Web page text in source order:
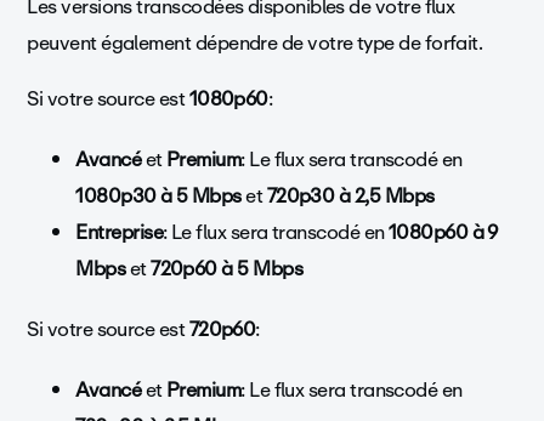
Les versions transcodées disponibles de votre flux
peuvent également dépendre de votre type de forfait.
Si votre source est1080p60:
AvancéetPremium: Le flux sera transcodé en
1080p30 à 5 Mbpset720p30 à 2,5 Mbps
Entreprise: Le flux sera transcodé en1080p60 à 9
Mbpset720p60 à 5 Mbps
Si votre source est720p60:
AvancéetPremium: Le flux sera transcodé en